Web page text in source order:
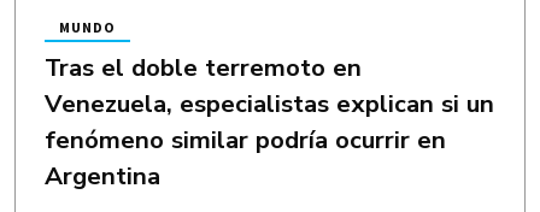
Tras el doble terremoto en
Venezuela, especialistas explican si un
fenómeno similar podría ocurrir en
Argentina
MUNDO